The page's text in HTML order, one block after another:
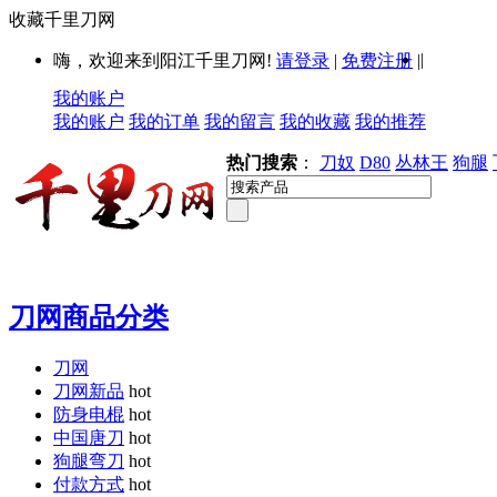
收藏千里刀网
嗨，欢迎来到阳江千里刀网! 请登录 | 免费注册 ||
我的账户
我的账户 我的订单 我的留言 我的收藏 我的推荐
热门搜索 ： 刀奴 D80 丛林王 狗腿
刀网商品分类
刀网
刀网新品 hot
防身电棍 hot
中国唐刀 hot
狗腿弯刀 hot
付款方式 hot